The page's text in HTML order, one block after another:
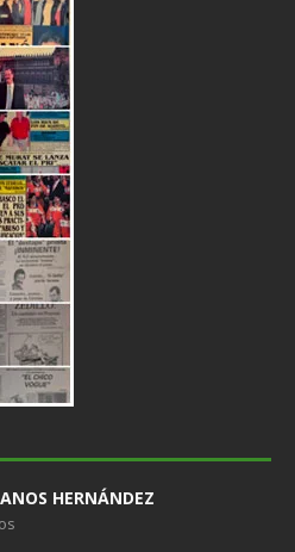
HERNÁNDEZ